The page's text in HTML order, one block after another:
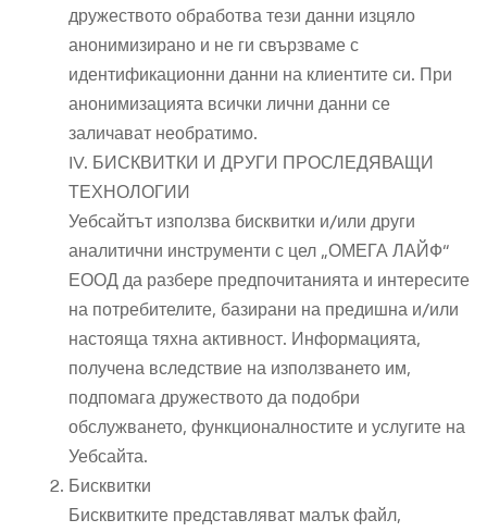
дружеството обработва тези данни изцяло
анонимизирано и не ги свързваме с
идентификационни данни на клиентите си. При
анонимизацията всички лични данни се
заличават необратимо.
IV. БИСКВИТКИ И ДРУГИ ПРОСЛЕДЯВАЩИ
ТЕХНОЛОГИИ
Уебсайтът използва бисквитки и/или други
аналитични инструменти с цел „ОМЕГА ЛАЙФ“
ЕООД да разбере предпочитанията и интересите
на потребителите, базирани на предишна и/или
настояща тяхна активност. Информацията,
получена вследствие на използването им,
подпомага дружеството да подобри
обслужването, функционалностите и услугите на
Уебсайта.
Бисквитки
Бисквитките представляват малък файл,